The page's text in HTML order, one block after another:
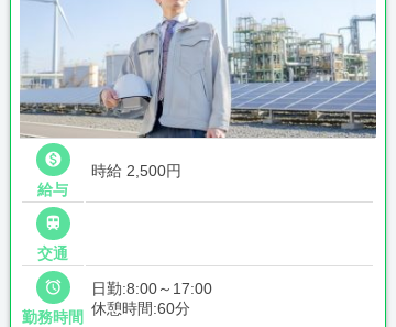

給与
時給 2,500円

交通

勤務時間
日勤:8:00～17:00
休憩時間:60分